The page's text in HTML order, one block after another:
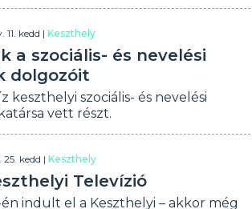
11. kedd |Keszthely
a szociális- és nevelési
dolgozóit
keszthelyi szociális- és nevelési
vett részt.
25. kedd |Keszthely
Televízió
indult el a Keszthelyi – akkor még